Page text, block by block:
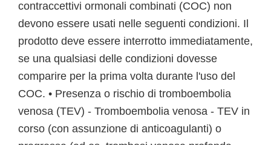
contraccettivi ormonali combinati (COC) non
devono essere usati nelle seguenti condizioni. Il
prodotto deve essere interrotto immediatamente,
se una qualsiasi delle condizioni dovesse
comparire per la prima volta durante l'uso del
COC. • Presenza o rischio di tromboembolia
venosa (TEV) - Tromboembolia venosa - TEV in
corso (con assunzione di anticoagulanti) o